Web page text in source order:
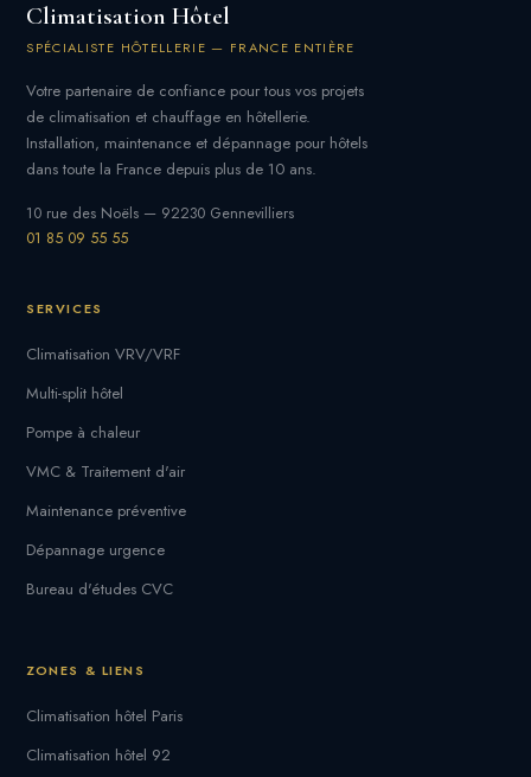
Climatisation Hôtel
SPÉCIALISTE HÔTELLERIE — FRANCE ENTIÈRE
Votre partenaire de confiance pour tous vos projets
de climatisation et chauffage en hôtellerie.
Installation, maintenance et dépannage pour hôtels
dans toute la France depuis plus de 10 ans.
10 rue des Noëls — 92230 Gennevilliers
01 85 09 55 55
SERVICES
Climatisation VRV/VRF
Multi-split hôtel
Pompe à chaleur
VMC & Traitement d'air
Maintenance préventive
Dépannage urgence
Bureau d'études CVC
ZONES & LIENS
Climatisation hôtel Paris
Climatisation hôtel 92